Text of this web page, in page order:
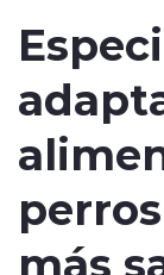
Local
más